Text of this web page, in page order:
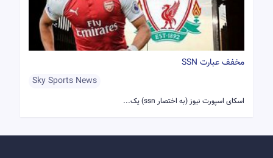
مخفف عبارت SSN
Sky Sports News
اسکای اسپورت نیوز (به اختصار ssn) یک...